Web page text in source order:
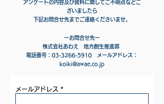
アンケートの内容及び資料に関してご不明点などご
ざいましたら
下記お問合せ先までご連絡くださいませ。
ーお問合せ先ー
株式会社あわえ 地方創生推進部
電話番号：03-3266-5910 メールアドレス：
koiki@awae.co.jp
メールアドレス